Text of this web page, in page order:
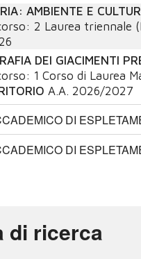
AMBIENTE E
2 Laurea triennale
DEI GIACIMENTI
1 Corso di Laurea
A.A. 2026/2027
DI
DI
di ricerca